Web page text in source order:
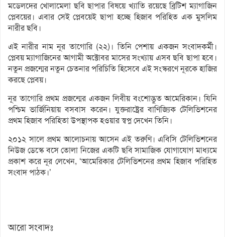
মডেলদের খোলামেলা ছবি ছাপার বিষয়ে খ্যাতি রয়েছে ব্রিটিশ ম্যাগাজিন
প্লেবয়ের। এবার সেই প্লেবয়েই ছাপা হচ্ছে হিজাব পরিহিত এক মুসলিম
নারীর ছবি।
এই নারীর নাম নূর তাগোরি (২২)। তিনি পেশায় একজন সংবাদকর্মী।
প্লেবয় ম্যাগাজিনের আগামী অক্টোবর মাসের সংখ্যায় এসব ছবি ছাপা হবে।
নতুন প্রজন্মের নতুন চেতনার পরিচিতি হিসেবে এই সংস্করণে নূরকে হাজির
করছে প্লেবয়।
নূর তাগোরি প্রথম প্রজন্মের একজন লিবীয় বংশোদ্ভুত আমেরিকান। যিনি
পশ্চিম ভার্জিনিয়ায় বসবাস করেন। যুক্তরাষ্ট্রের বাণিজ্যিক টেলিভিশনের
প্রথম হিজাব পরিহিতা উপস্থাপক হওয়ার স্বপ্ন দেখেন তিনি।
২০১২ সালে প্রথম আলোচনায় আসেন এই তরুণি। এবিসি টেলিভিশনের
নিউজ ডেস্কে বসে তোলা নিজের একটি ছবি সামাজিক যোগাযোগ মাধ্যমে
প্রকাশ করে নূর লেখেন, ‘আমেরিকার টেলিভিশনের প্রথম হিজাব পরিহিত
সংবাদ পাঠক।’
আরো সংবাদঃ